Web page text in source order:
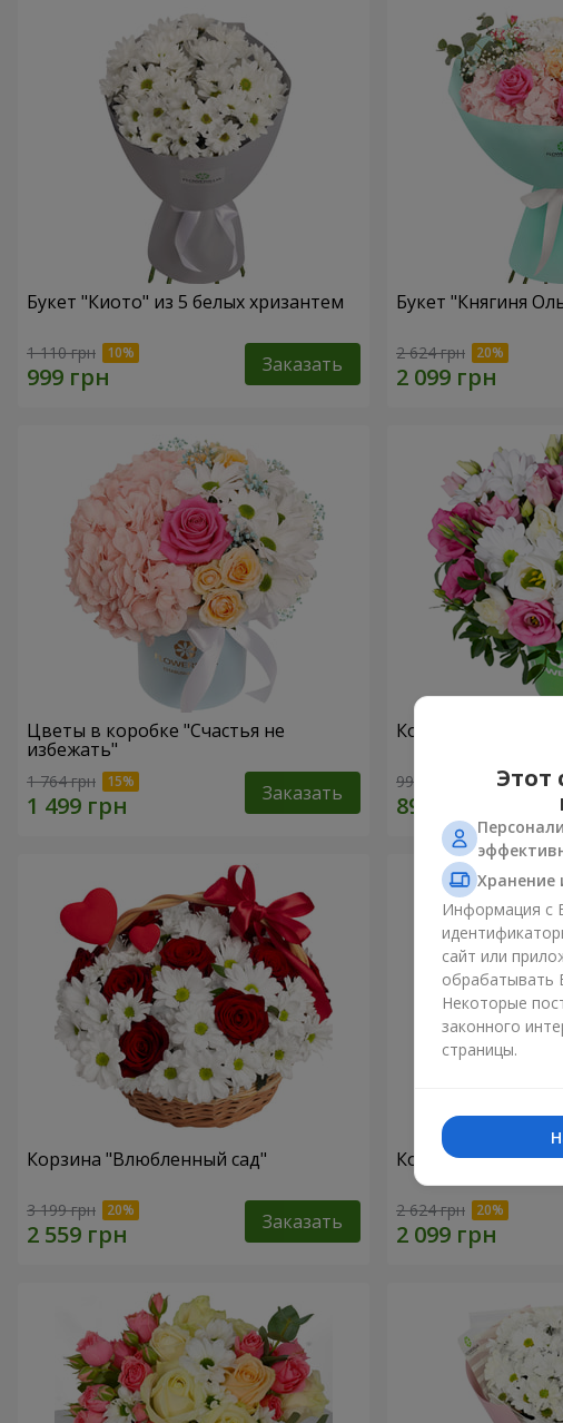
Букет "Киото" из 5 белых хризантем
1 110 грн Заказать
Букет "Княгиня
2 624 грн
Цветы в коробке "Счастья не
избежать"
1 764 грн Заказать
Композиция
999 грн
Корзина "Влюбленный сад"
3 199 грн Заказать
Композиция
2 624 грн
Этот
Хранение
Информация с
сайт или
обрабатывать
Некоторые
законного
страницы.